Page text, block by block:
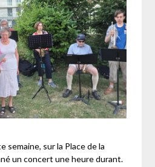
semaine, sur la Place de la
un concert une heure durant.